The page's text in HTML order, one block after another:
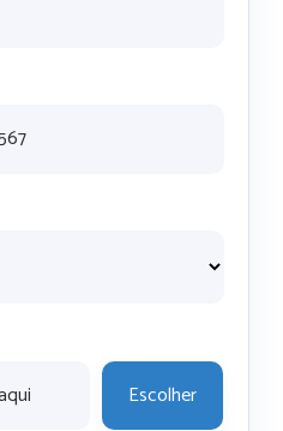
Escolher